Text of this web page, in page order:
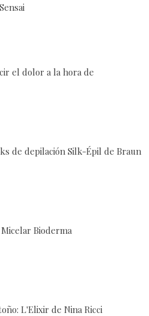
el dolor a la hora de
de depilación Silk-Épil de Braun
Bioderma
L'Elixir de Nina Ricci